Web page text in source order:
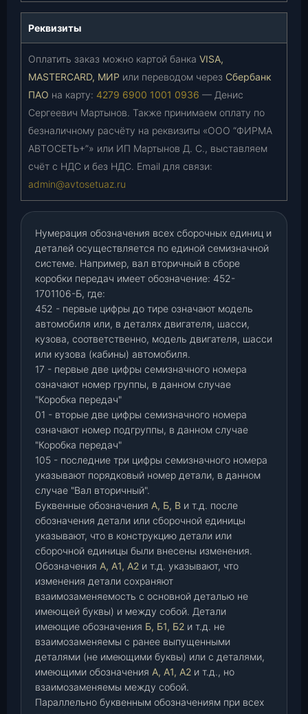
Реквизиты
Оплатить заказ можно картой банка VISA,
MASTERCARD, МИР или переводом через Сбербанк
ПАО на карту: 4279 6900 1001 0936 — Денис
Сергеевич Мартынов. Также принимаем оплату по
безналичному расчёту на реквизиты «ООО “ФИРМА
АВТОСЕТЬ+”» или ИП Мартынов Д. С., выставляем
счёт с НДС и без НДС. Email для связи:
admin@avtosetuaz.ru
Нумерация обозначения всех сборочных единиц и
деталей осуществляется по единой семизначной
системе. Например, вал вторичный в сборе
коробки передач имеет обозначение: 452-
1701106-Б, где:
452 - первые цифры до тире означают модель
автомобиля или, в деталях двигателя, шасси,
кузова, соответственно, модель двигателя, шасси
или кузова (кабины) автомобиля.
17 - первые две цифры семизначного номера
означают номер группы, в данном случае
"Коробка передач"
01 - вторые две цифры семизначного номера
означают номер подгруппы, в данном случае
"Коробка передач"
105 - последние три цифры семизначного номера
указывают порядковый номер детали, в данном
случае "Вал вторичный".
Буквенные обозначения А, Б, В и т.д. после
обозначения детали или сборочной единицы
указывают, что в конструкцию детали или
сборочной единицы были внесены изменения.
Обозначения А, А1, А2 и т.д. указывают, что
изменения детали сохраняют
взаимозаменяемость с основной деталью не
имеющей буквы) и между собой. Детали
имеющие обозначения Б, Б1, Б2 и т.д. не
взаимозаменяемы с ранее выпущенными
деталями (не имеющими буквы) или с деталями,
имеющими обозначения А, А1, А2 и т.д., но
взаимозаменяемы между собой.
Параллельно буквенным обозначениям при всех